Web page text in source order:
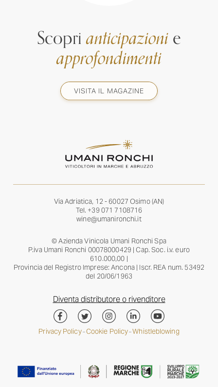
Scoprianticipazionie
approfondimenti
VISITA IL MAGAZINE
Via Adriatica, 12 - 60027 Osimo (AN)
Tel. +39 071 7108716
wine@umanironchi.it
© Azienda Vinicola Umani Ronchi Spa
P.iva Umani Ronchi 00078000429 | Cap. Soc. i.v. euro
610.000,00 |
Provincia del Registro Imprese: Ancona | Iscr. REA num. 53492
del 20/06/1963
Diventa distributore o rivenditore
Privacy Policy–Cookie Policy–Whistleblowing